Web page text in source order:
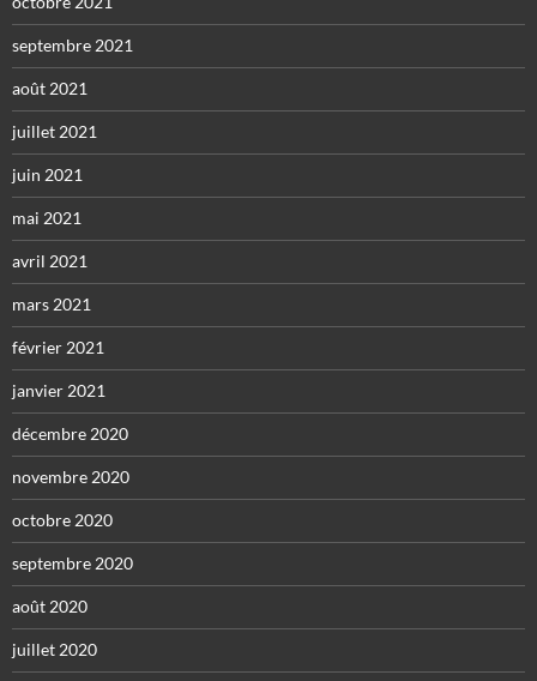
septembre 2021
août 2021
juillet 2021
juin 2021
mai 2021
avril 2021
mars 2021
février 2021
janvier 2021
décembre 2020
novembre 2020
octobre 2020
septembre 2020
août 2020
juillet 2020